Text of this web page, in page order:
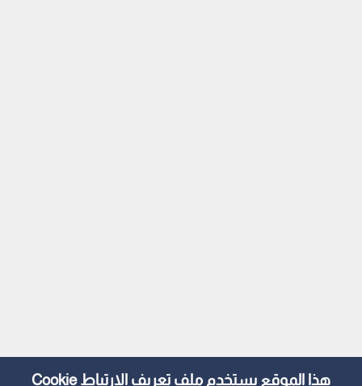
هذا الموقع يستخدم ملف تعريف الارتباط Cookie